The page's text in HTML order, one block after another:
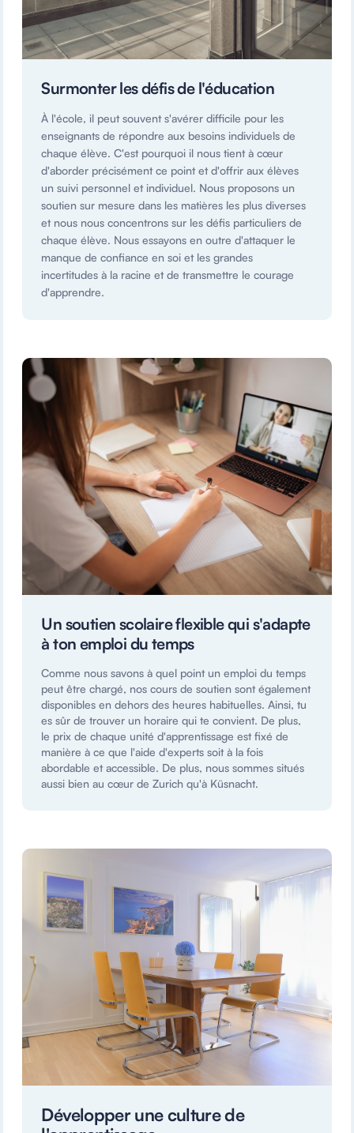
Surmonter les défis de l'éducation
À l'école, il peut souvent s'avérer difficile pour les
enseignants de répondre aux besoins individuels de
chaque élève. C'est pourquoi il nous tient à cœur
d'aborder précisément ce point et d'offrir aux élèves
un suivi personnel et individuel. Nous proposons un
soutien sur mesure dans les matières les plus diverses
et nous nous concentrons sur les défis particuliers de
chaque élève. Nous essayons en outre d'attaquer le
manque de confiance en soi et les grandes
incertitudes à la racine et de transmettre le courage
d'apprendre.
Un soutien scolaire flexible qui s'adapte
à ton emploi du temps
Comme nous savons à quel point un emploi du temps
peut être chargé, nos cours de soutien sont également
disponibles en dehors des heures habituelles. Ainsi, tu
es sûr de trouver un horaire qui te convient. De plus,
le prix de chaque unité d'apprentissage est fixé de
manière à ce que l'aide d'experts soit à la fois
abordable et accessible. De plus, nous sommes situés
aussi bien au cœur de Zurich qu'à Küsnacht.
Développer une culture de